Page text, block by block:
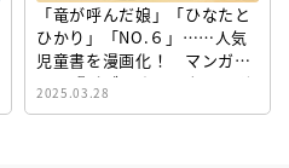
「竜が呼んだ娘」「ひなたと
ひかり」「NO.６」……人気
児童書を漫画化！ マンガサ
イト『ビブリオシリウス』誕
生！
2025.03.28